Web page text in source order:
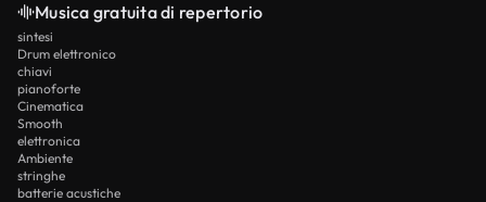
Musica gratuita di repertorio
sintesi
Drum elettronico
chiavi
pianoforte
Cinematica
Smooth
elettronica
Ambiente
stringhe
batterie acustiche